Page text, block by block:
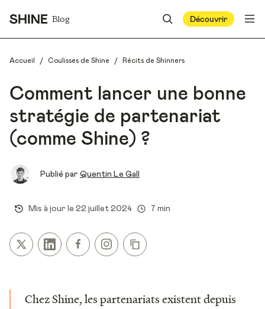
Blog Découvrir
Accueil / Coulisses de Shine / Récits de Shinners
Comment lancer une bonne
stratégie de partenariat
(comme Shine) ?
Publié par Quentin Le Gall
Mis à jour le 22 juillet 2024 7 min
Chez Shine, les partenariats existent depuis